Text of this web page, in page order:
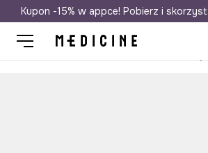
Darmowa dostawa do
Kupon -15% w appce! Pobierz i